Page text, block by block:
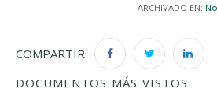
ARCHIVADO EN:
COMPARTIR:
DOCUMENTOS MÁS VISTOS